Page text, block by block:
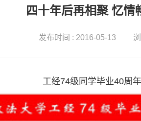
四十年后再相聚 忆情
发布时间 : 2016-05-13
工经74级同学毕业40周